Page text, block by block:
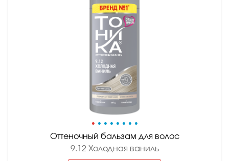
• • • • • • • •
Оттеночный бальзам для волос
9.12 Холодная ваниль